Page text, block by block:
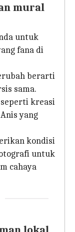
mural
untuk
fana di
berarti
sama.
kreasi
yang
kondisi
untuk
cahaya